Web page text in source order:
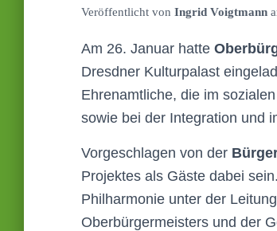
Veröffentlicht von Ingrid Voigtmann
Am 26. Januar hatte
Dresdner Kulturpalast
Ehrenamtliche, die im
sowie bei der Integration und
Vorgeschlagen von der
Projektes als Gäste dabei
Philharmonie unter der
Oberbürgermeisters und der